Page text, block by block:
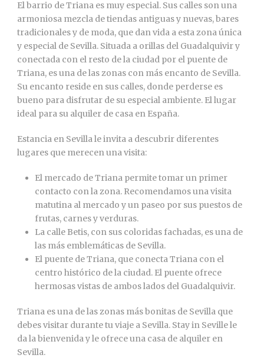
El barrio de Triana es muy especial. Sus calles son una
armoniosa mezcla de tiendas antiguas y nuevas, bares
tradicionales y de moda, que dan vida a esta zona única
y especial de Sevilla. Situada a orillas del Guadalquivir y
conectada con el resto de la ciudad por el puente de
Triana, es una de las zonas con más encanto de Sevilla.
Su encanto reside en sus calles, donde perderse es
bueno para disfrutar de su especial ambiente. El lugar
ideal para su alquiler de casa en España.
Estancia en Sevilla le invita a descubrir diferentes
lugares que merecen una visita:
El mercado de Triana permite tomar un primer
contacto con la zona. Recomendamos una visita
matutina al mercado y un paseo por sus puestos de
frutas, carnes y verduras.
La calle Betis, con sus coloridas fachadas, es una de
las más emblemáticas de Sevilla.
El puente de Triana, que conecta Triana con el
centro histórico de la ciudad. El puente ofrece
hermosas vistas de ambos lados del Guadalquivir.
Triana es una de las zonas más bonitas de Sevilla que
debes visitar durante tu viaje a Sevilla. Stay in Seville le
da la bienvenida y le ofrece una casa de alquiler en
Sevilla.